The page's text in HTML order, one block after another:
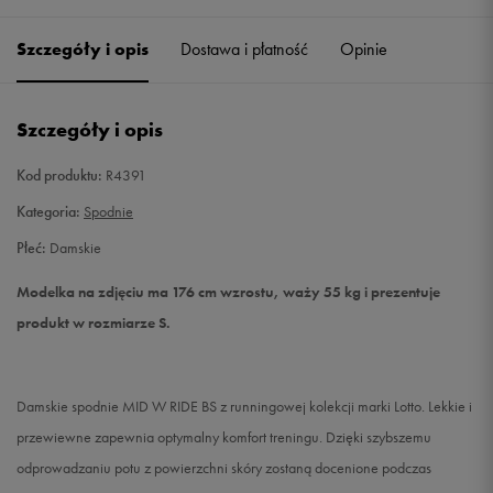
S Powiadom o dostępności
Szczegóły i opis Dostawa i płatność Opinie
Szczegóły i opis
Kod produktu: R4391
Kategoria: Spodnie
Płeć: Damskie
Modelka na zdjęciu ma 176 cm wzrostu, waży 55 kg i prezentuje
produkt w rozmiarze S.
Damskie spodnie MID W RIDE BS z runningowej kolekcji marki Lotto. Lekkie i
przewiewne zapewnia optymalny komfort treningu. Dzięki szybszemu
odprowadzaniu potu z powierzchni skóry zostaną docenione podczas